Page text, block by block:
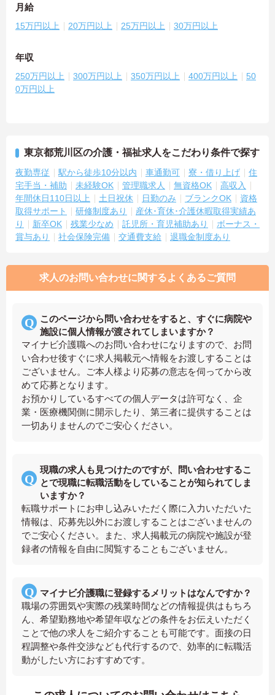
月給
15万円以上 20万円以上 25万円以上 30万円以上
年収
250万円以上 300万円以上 350万円以上 400万円以上
50
0万円以上
東京都荒川区の介護・福祉求人をこだわり条件で探す
夜勤専従 駅から徒歩10分以内 車通勤可 寮・借り上げ
住
宅手当・補助
未経験OK 管理職求人 無資格OK
高収入
年間休日110日以上
土日祝休 日勤のみ ブランクOK
資格
取得サポート
研修制度あり
産休･育休･介護休暇取得実績あ
り
新卒OK 残業少なめ 託児所・育児補助あり
ボーナス・
賞与あり
社会保険完備 交通費支給 退職金制度あり
求人のお問い合わせに関するよくあるご質問
このページから問い合わせをすると、すぐに病院や
施設に個人情報が渡されてしまいますか？
マイナビ介護職へのお問い合わせになりますので、お問
い合わせ後すぐに求人掲載元へ情報をお渡しすることは
ございません。ご本人様より応募の意志を伺ってから改
めて応募となります。
お預かりしているすべての個人データは許可なく、企
業・医療機関側に開示したり、第三者に提供することは
一切ありませんのでご安心ください。
現職の求人も見つけたのですが、問い合わせするこ
とで現職に転職活動をしていることが知られてしま
いますか？
転職サポートにお申し込みいただく際に入力いただいた
情報は、応募先以外にお渡しすることはございませんの
でご安心ください。また、求人掲載元の病院や施設が登
録者の情報を自由に閲覧することもございません。
マイナビ介護職に登録するメリットはなんですか？
職場の雰囲気や実際の残業時間などの情報提供はもちろ
ん、希望勤務地や希望年収などの条件をお伝えいただく
ことで他の求人をご紹介することも可能です。面接の日
程調整や条件交渉なども代行するので、効率的に転職活
動がしたい方におすすめです。